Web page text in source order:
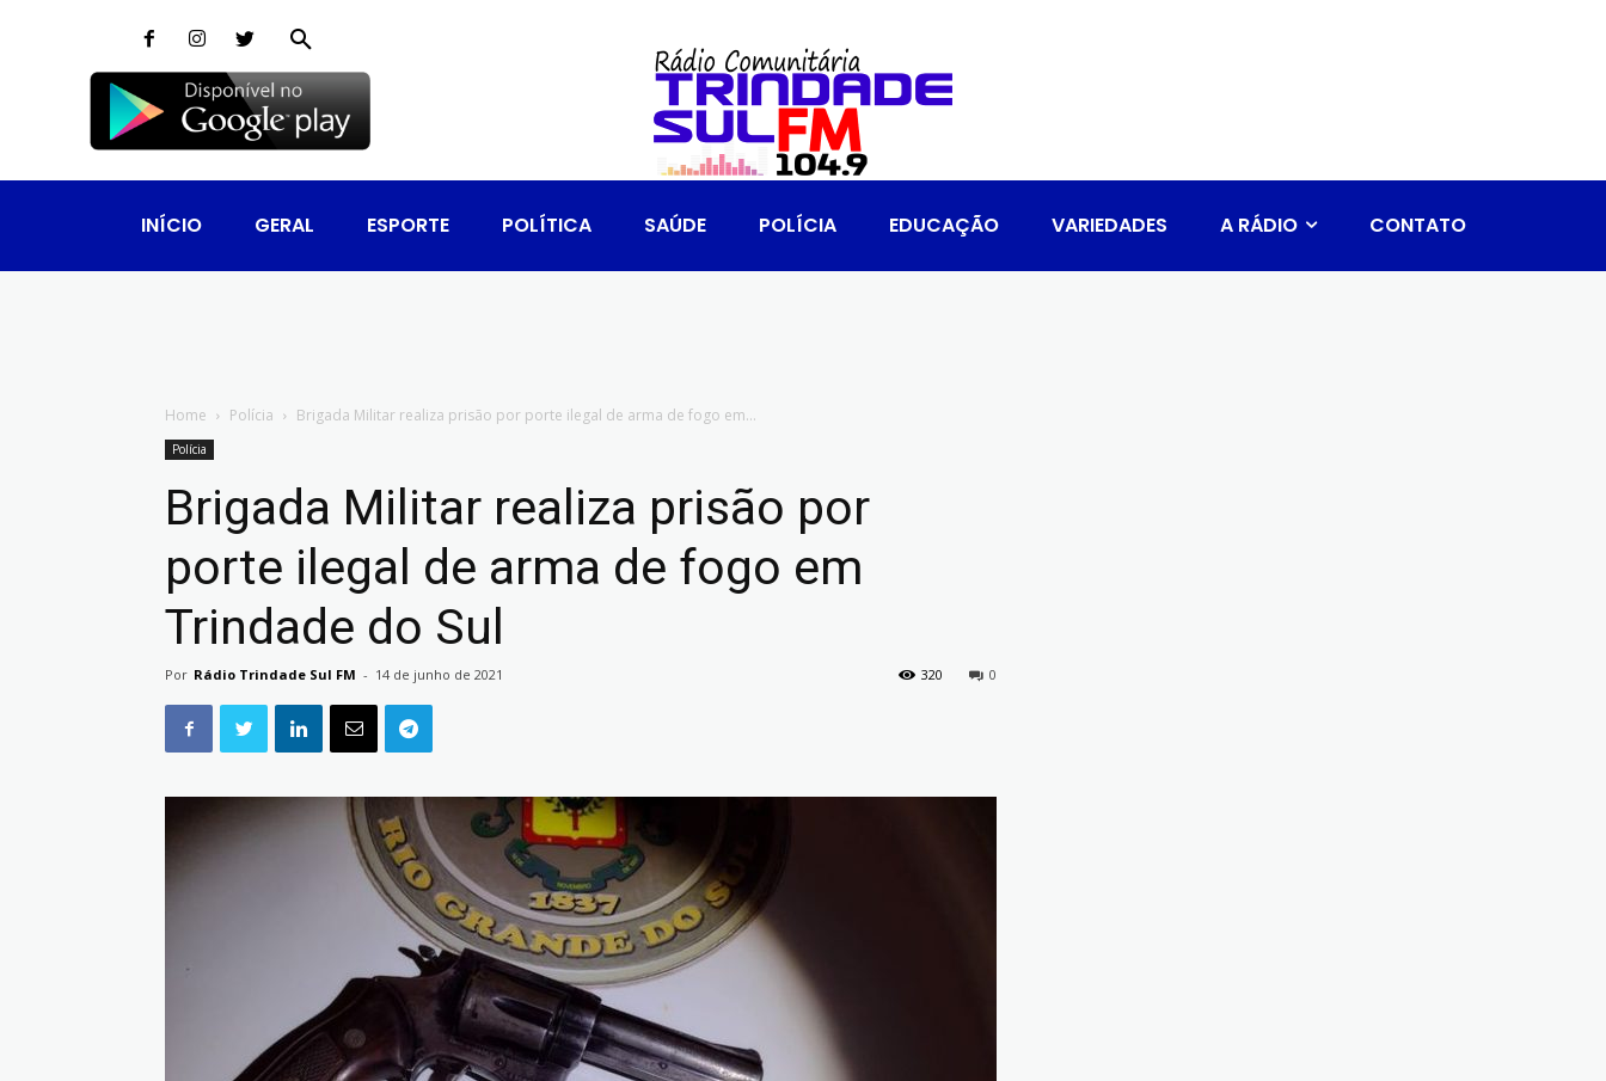
INÍCIO GERAL ESPORTE POLÍTICA SAÚDE POLÍCIA EDUCAÇÃO VARIEDADES A RÁDIO CONTATO
Home Polícia Brigada Militar realiza prisão por porte ilegal de arma de fogo em...
Polícia
Brigada Militar realiza prisão por
porte ilegal de arma de fogo em
Trindade do Sul
Por Rádio Trindade Sul FM - 14 de junho de 2021 0
320